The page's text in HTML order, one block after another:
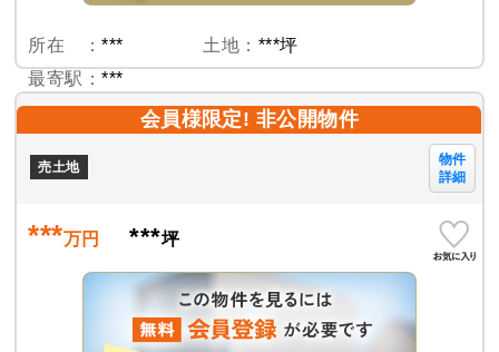
所在 ：***
最寄駅：***
土地： ***坪
会員様限定! 非公開物件
売土地
物件
詳細
***万円 ***坪